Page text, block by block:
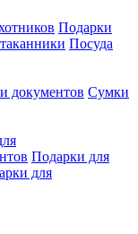
Подарки
Посуда
документов Сумки
Подарки для
для